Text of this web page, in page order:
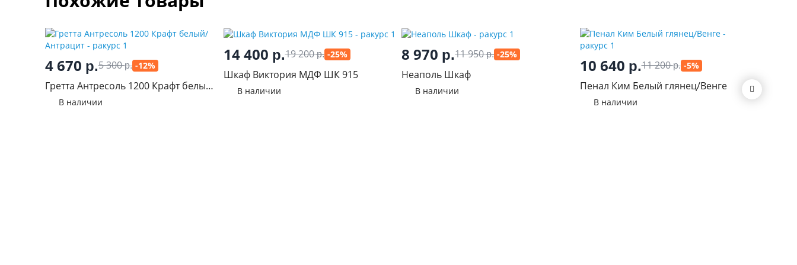
4 670 р.5 300р. -12%
Гретта Антресоль 1200 Крафт белый/
Антрацит
В наличии
14 400 р.19 200р. -25%
Шкаф Виктория МДФ ШК 915
В наличии
8 970 р.11 950р. -25%
Неаполь Шкаф
В наличии
10 640 р.11 200р. -5%
Пенал Ким Белый глянец/Венге
В наличии